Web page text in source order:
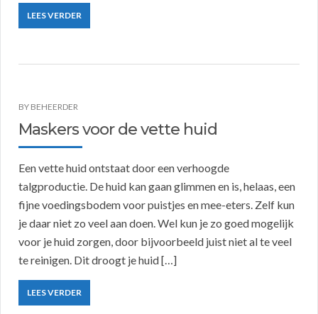
LEES VERDER
BY BEHEERDER
Maskers voor de vette huid
Een vette huid ontstaat door een verhoogde
talgproductie. De huid kan gaan glimmen en is, helaas, een
fijne voedingsbodem voor puistjes en mee-eters. Zelf kun
je daar niet zo veel aan doen. Wel kun je zo goed mogelijk
voor je huid zorgen, door bijvoorbeeld juist niet al te veel
te reinigen. Dit droogt je huid […]
LEES VERDER